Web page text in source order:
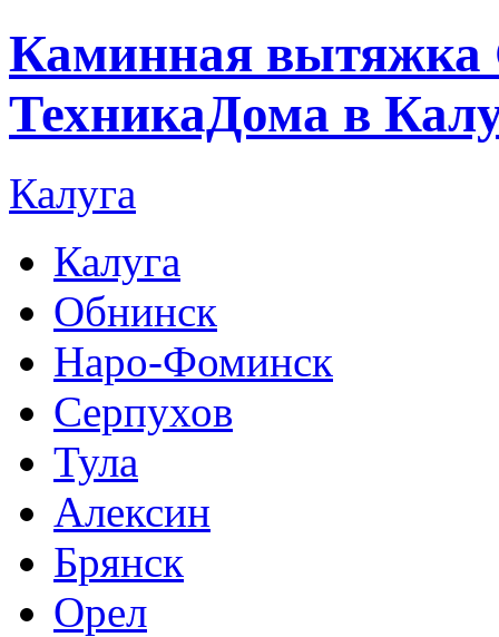
Каминная вытяжка
ТехникаДома в
Калуга
Калуга
Обнинск
Наро-Фоминск
Серпухов
Тула
Алексин
Брянск
Орел